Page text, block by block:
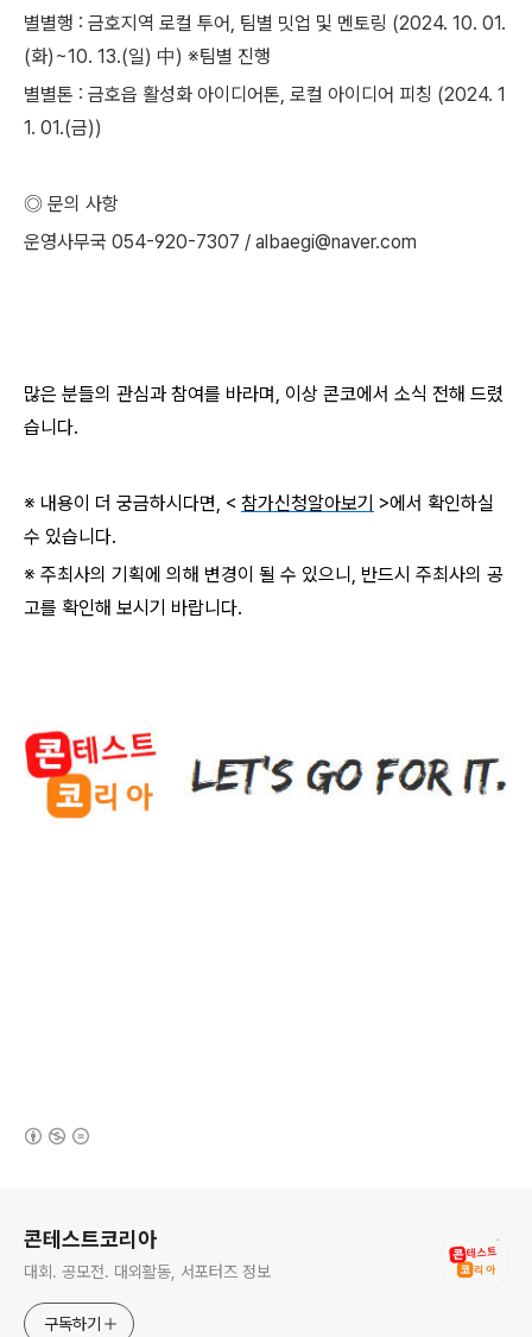
별별행 : 금호지역 로컬 투어, 팀별 밋업 및 멘토링 (2024. 10. 01.
(화)~10. 13.(일) 中) ※팀별 진행
별별톤 : 금호읍 활성화 아이디어톤, 로컬 아이디어 피칭 (2024. 1
1. 01.(금))
◎ 문의 사항
운영사무국 054-920-7307 / albaegi@naver.com
많은 분들의 관심과 참여를 바라며, 이상 콘코에서 소식 전해 드렸
습니다.
※ 내용이 더 궁금하시다면, < 참가신청알아보기 >에서 확인하실
수 있습니다.
※ 주최사의 기획에 의해 변경이 될 수 있으니, 반드시 주최사의 공
고를 확인해 보시기 바랍니다.
콘테스트코리아
대회. 공모전. 대외활동, 서포터즈 정보
구독하기